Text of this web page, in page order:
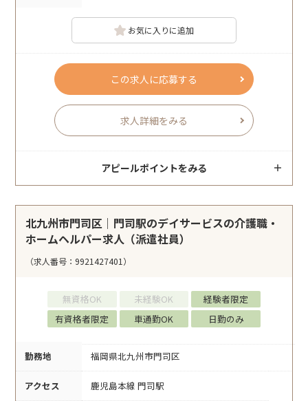
お気に入りに追加
この求人に応募する
求人詳細をみる
アピールポイントをみる
北九州市門司区｜門司駅のデイサービスの介護職・
ホームヘルパー求人（派遣社員）
（求人番号：9921427401）
無資格OK 未経験OK
経験者限定
有資格者限定
車通勤OK 日勤のみ
勤務地 福岡県北九州市門司区
アクセス 鹿児島本線 門司駅